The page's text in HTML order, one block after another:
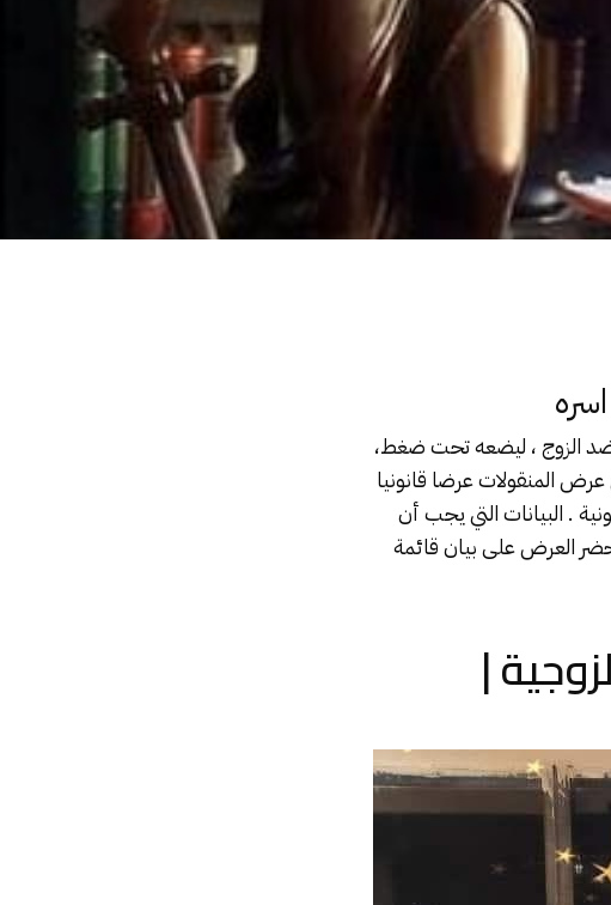
الزوج ، ليضعه تحت ضغط،
المنقولات عرضا قانونيا
. البيانات التي يجب أن
العرض على بيان قائمة
|